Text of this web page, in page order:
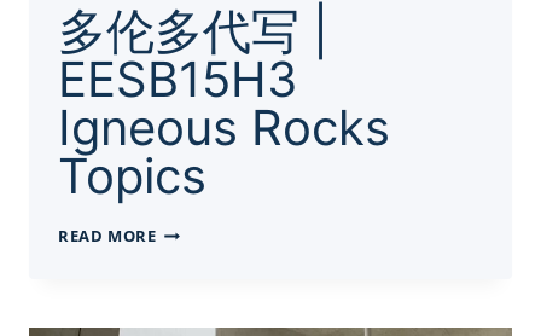
多伦多代写 |
EESB15H3
Igneous Rocks
Topics
READ MORE多
写